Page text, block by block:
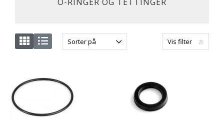
Vis filter
Sorter på